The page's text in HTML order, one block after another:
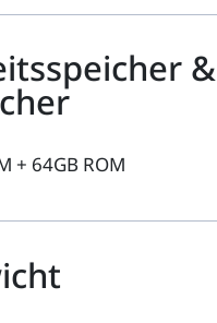
&
+ 64GB ROM